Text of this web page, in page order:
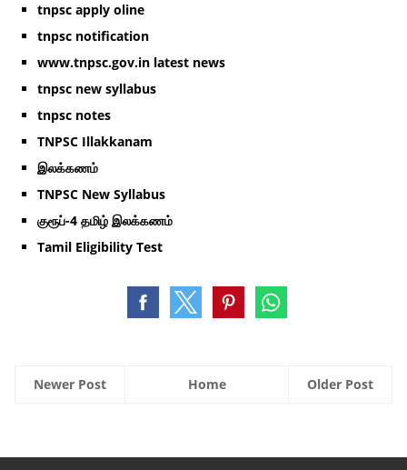
tnpsc apply oline
tnpsc notification
www.tnpsc.gov.in latest news
tnpsc new syllabus
tnpsc notes
TNPSC Illakkanam
இலக்கணம்
TNPSC New Syllabus
குரூப்-4 தமிழ் இலக்கணம்
Tamil Eligibility Test
Newer Post Older Post
Home